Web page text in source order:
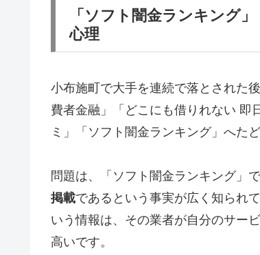
「ソフト闇金ランキング
心理
小布施町で大手を連続で落とされた
費者金融」「どこにも借りれない 即
ミ」「ソフト闇金ランキング」へた
問題は、「ソフト闇金ランキング」
掲載であるという事実が広く知られ
いう情報は、その業者が自分のサー
高いです。